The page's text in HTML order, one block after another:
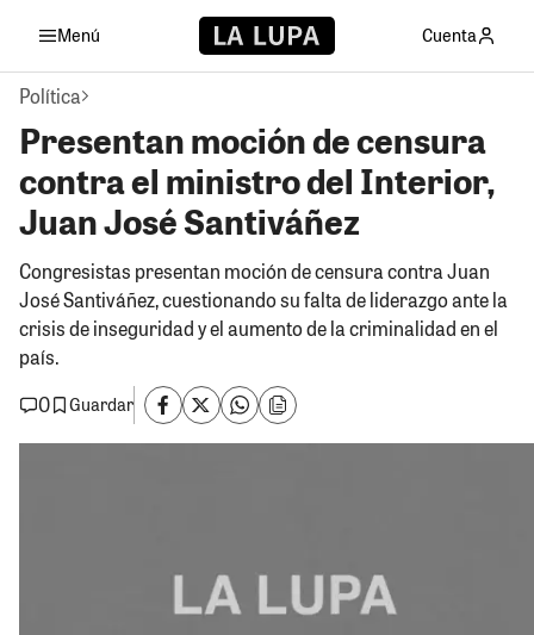
Menú Cuenta
Política
Presentan moción de censura
contra el ministro del Interior,
Juan José Santiváñez
Congresistas presentan moción de censura contra Juan
José Santiváñez, cuestionando su falta de liderazgo ante la
crisis de inseguridad y el aumento de la criminalidad en el
país.
0
Guardar